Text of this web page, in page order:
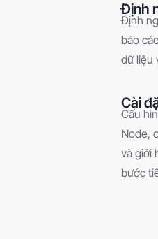
Định
Định
báo
dữ liệu
Cài
Cấu
Node,
và giới
bước